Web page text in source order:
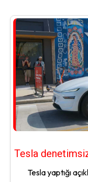
Tesla
Tesla yaptığı